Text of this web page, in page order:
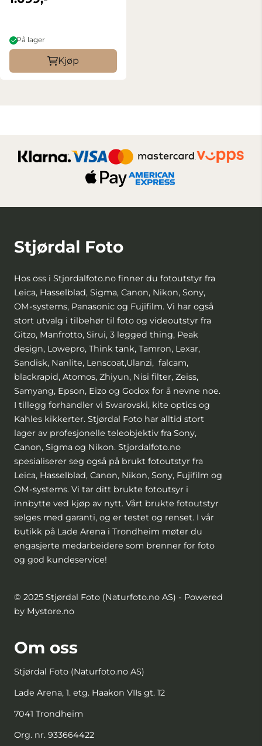
På lager
Kjøp
Stjørdal Foto
Hos oss i Stjordalfoto.no finner du fotoutstyr fra
Leica, Hasselblad, Sigma, Canon, Nikon, Sony,
OM-systems, Panasonic og Fujifilm. Vi har også
stort utvalg i tilbehør til foto og videoutstyr fra
Gitzo, Manfrotto, Sirui, 3 legged thing, Peak
design, Lowepro, Think tank, Tamron, Lexar,
Sandisk, Nanlite, Lenscoat,Ulanzi, falcam,
blackrapid, Atomos, Zhiyun, Nisi filter, Zeiss,
Samyang, Epson, Eizo og Godox for å nevne noe.
I tillegg forhandler vi Swarovski, kite optics og
Kahles kikkerter. Stjørdal Foto har alltid stort
lager av profesjonelle teleobjektiv fra Sony,
Canon, Sigma og Nikon. Stjordalfoto.no
spesialiserer seg også på brukt fotoutstyr fra
Leica, Hasselblad, Canon, Nikon, Sony, Fujifilm og
OM-systems. Vi tar ditt brukte fotoutsyr i
innbytte ved kjøp av nytt. Vårt brukte fotoutstyr
selges med garanti, og er testet og renset. I vår
butikk på Lade Arena i Trondheim møter du
engasjerte medarbeidere som brenner for foto
og god kundeservice!
© 2025 Stjørdal Foto (Naturfoto.no AS) - Powered
by Mystore.no
Om oss
Stjørdal Foto (Naturfoto.no AS)
Lade Arena, 1. etg. Haakon VIIs gt. 12
7041 Trondheim
Org. nr. 933664422